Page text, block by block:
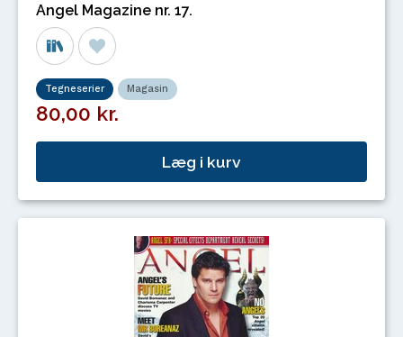
Angel Magazine nr. 17.
Tegneserier Magasin
80,00 kr.
Læg i kurv